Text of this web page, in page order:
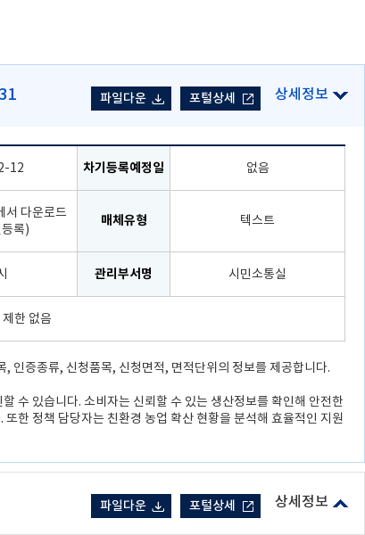
파일다운 포털상세
12 차기등록예정일 없음
서 다운로드
록)
매체유형 텍스트
관리부서명 시민소통실
한 없음
인증종류, 신청품목, 신청면적, 면적단위의 정보를 제공합니다.
수 있습니다. 소비자는 신뢰할 수 있는 생산정보를 확인해 안전한
한 정책 담당자는 친환경 농업 확산 현황을 분석해 효율적인 지원
파일다운 포털상세